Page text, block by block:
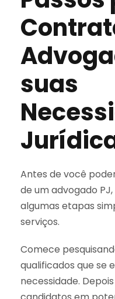
suas
Antes de você
de um advogado
algumas etapas
serviços.
Comece
qualificados que se
necessidade.